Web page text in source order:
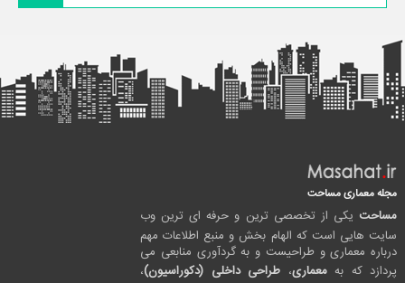
مجله معماری مساحت
مساحت یکی از تخصصی ترین و حرفه ای ترین وب
سایت هایی است که الهام بخش و منبع اطلاعات مهم
درباره معماری و طراحیست و به گردآوری منابعی می
پردازد که بهمعماری، طراحی داخلی (دکوراسیون)،